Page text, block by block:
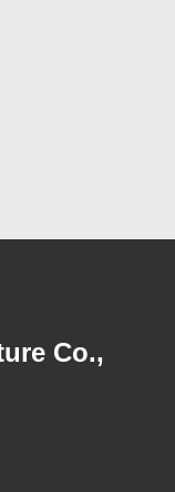
Co.,